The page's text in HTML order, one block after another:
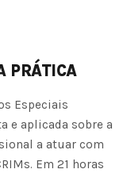
PRÁTICA
Especiais
e aplicada sobre a
a atuar com
Em 21 horas